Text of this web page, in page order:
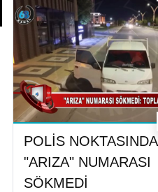
POLİS NOKTASINDA
"ARIZA" NUMARASI
SÖKMEDİ